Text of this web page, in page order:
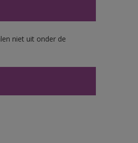
niet uit onder de